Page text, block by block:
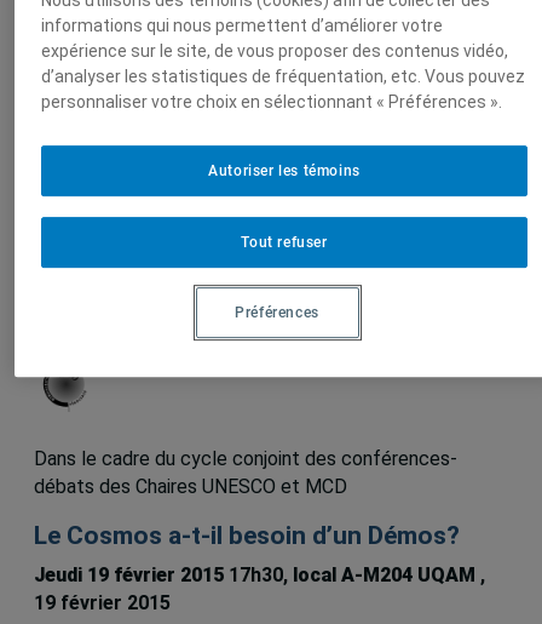
Sur le même sujet
Dans le cadre du cycle conjoint Chaires MCD-Unesco
FPJD Le cosmos a-t-il besoin d'un demos?
Le cosmopolitisme des modernes… et le
Jeudi 19 mars 2015 à 17h 30, UQAM, 19 mars 2015,
Jules Duchastel
Dans le cadre du cycle conjoint des conférences-
débats des Chaires UNESCO et MCD
Le Cosmos a-t-il besoin d’un Démos?
Jeudi 19 février 2015 17h30, local A-M204 UQAM ,
19 février 2015
informations qui nous permettent d’améliorer votre
expérience sur le site, de vous proposer des contenus vidéo,
d’analyser les statistiques de fréquentation, etc. Vous pouvez
personnaliser votre choix en sélectionnant « Préférences ».
Tout refuser
Autoriser les témoins
Préférences